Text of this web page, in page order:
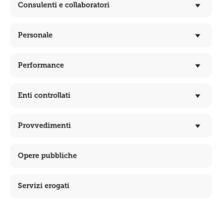
Consulenti e collaboratori
Personale
Performance
Enti controllati
Provvedimenti
Opere pubbliche
Servizi erogati